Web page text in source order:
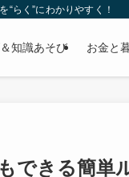
“らく”にわかりやすく！
知識あそび お金と
できる簡単